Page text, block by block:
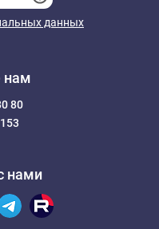
данных
нам
80
нами